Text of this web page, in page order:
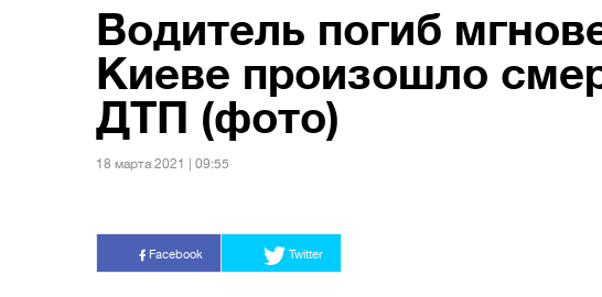
Водитель погиб
Киеве произошло
ДТП (фото)
18 марта 2021 | 09:55
Facebook Twitter